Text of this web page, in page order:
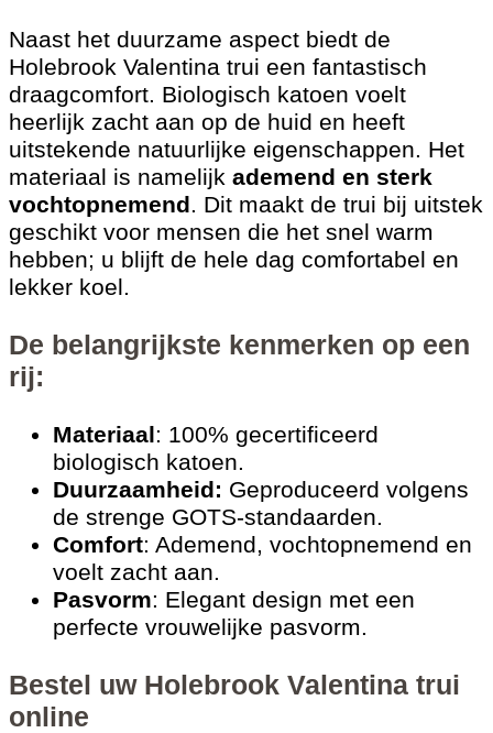
Naast het duurzame aspect biedt de
Holebrook Valentina trui een fantastisch
draagcomfort. Biologisch katoen voelt
heerlijk zacht aan op de huid en heeft
uitstekende natuurlijke eigenschappen. Het
materiaal is namelijk ademend en sterk
vochtopnemend. Dit maakt de trui bij uitstek
geschikt voor mensen die het snel warm
hebben; u blijft de hele dag comfortabel en
lekker koel.
De belangrijkste kenmerken op een
rij:
Materiaal: 100% gecertificeerd
biologisch katoen.
Duurzaamheid: Geproduceerd volgens
de strenge GOTS-standaarden.
Comfort: Ademend, vochtopnemend en
voelt zacht aan.
Pasvorm: Elegant design met een
perfecte vrouwelijke pasvorm.
Bestel uw Holebrook Valentina trui
online